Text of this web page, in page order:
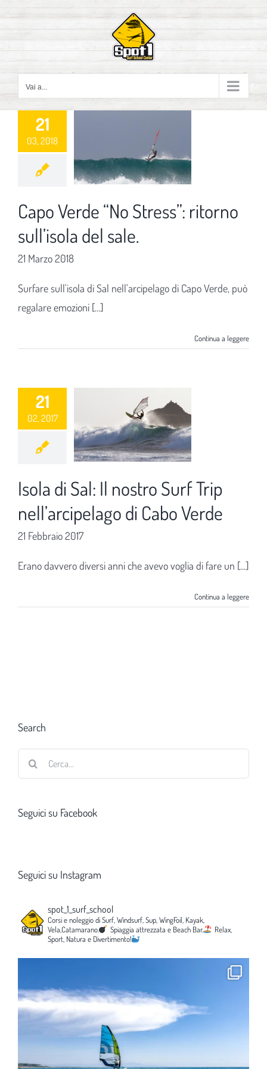
contenuto
Vai a...
21
03, 2018
Capo Verde “No Stress”: ritorno
sull’isola del sale.
21 Marzo 2018
Surfare sull'isola di Sal nell'arcipelago di Capo Verde, può
regalare emozioni [...]
Continua a leggere
21
02, 2017
Isola di Sal: Il nostro Surf Trip
nell’arcipelago di Cabo Verde
21 Febbraio 2017
Erano davvero diversi anni che avevo voglia di fare un [...]
Continua a leggere
Search
Seguici su Facebook
Seguici su Instagram
spot_1_surf_school
Corsi e noleggio di Surf, Windsurf, Sup, WingFoil, Kayak,
Vela,Catamarano.
Spiaggia attrezzata e Beach Bar.
Relax,
Sport, Natura e Divertimento!